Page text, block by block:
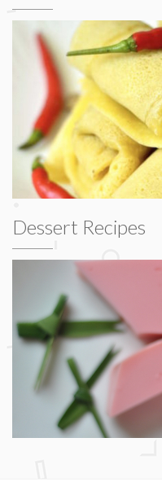
Dessert Recipes